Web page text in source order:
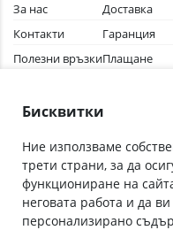
За нас
Контакти
Полезни връзки
Общи условия
Доставка
Гаранция
Плащане
Абонирай се за нашия
Бисквитки
Ние използваме
трети страни, за да
функциониране на
неговата работа и да
персонализирано